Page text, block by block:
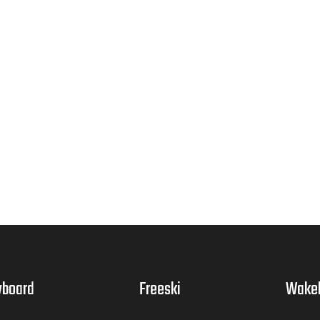
Freeski